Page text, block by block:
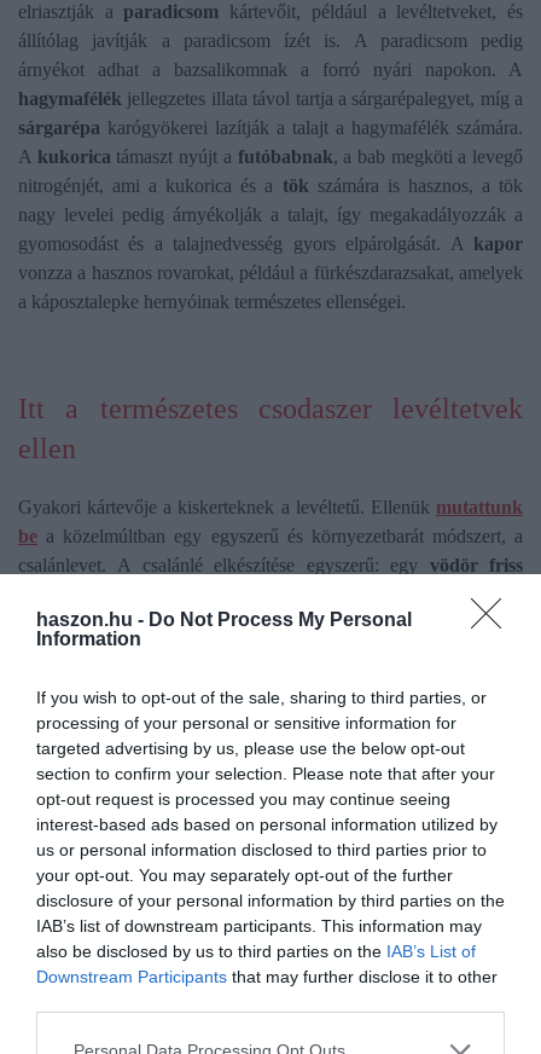
haszon.hu - Do Not Process My Personal
Information
If you wish to opt-out of the sale, sharing to third parties, or
processing of your personal or sensitive information for
targeted advertising by us, please use the below opt-out
section to confirm your selection. Please note that after your
opt-out request is processed you may continue seeing
interest-based ads based on personal information utilized by
us or personal information disclosed to third parties prior to
your opt-out. You may separately opt-out of the further
disclosure of your personal information by third parties on the
IAB’s list of downstream participants. This information may
also be disclosed by us to third parties on the IAB’s List of
Downstream Participants that may further disclose it to other
Please note that this website/app uses one or more Google
Personal Data Processing Opt Outs
elriasztják aparadicsom kártevőit, például a levéltetveket, és
állítólag javítják a paradicsom ízét is. A paradicsom pedig
árnyékot adhat a bazsalikomnak a forró nyári napokon. A
hagymafélék jellegzetes illata távol tartja a sárgarépalegyet, míg a
sárgarépa karógyökerei lazítják a talajt a hagymafélék számára.
A kukorica támaszt nyújt a futóbabnak, a bab megköti a levegő
nitrogénjét, ami a kukorica és a tök számára is hasznos, a tök
nagy levelei pedig árnyékolják a talajt, így megakadályozzák a
gyomosodást és a talajnedvesség gyors elpárolgását. A kapor
vonzza a hasznos rovarokat, például a fürkészdarazsakat, amelyek
a káposztalepke hernyóinak természetes ellenségei.
Itt a természetes csodaszer levéltetvek
ellen
Gyakori kártevője a kiskerteknek a levéltetű. Ellenük mutattunk
be a közelmúltban egy egyszerű és környezetbarát módszert, a
csalánlevet. A csalánlé elkészítése egyszerű: egy vödör friss
majd egy napig állni hagyni. Az így
kapott oldatot pedig permetként használva természetes módon
vehetjük fel a harcot a levéltetvek ellen. A csalán nemcsak
is, amely nem veszélyezteti a növények fejlődését sem.
Olvasd el ezt is!
Hogyan készülj fel egy nagyobb kerti projektre?
Kávézacc és illatok, így tartsd távol a macskákat a
kerttől
Így csökkentheted a kullancsveszélyt a kertben